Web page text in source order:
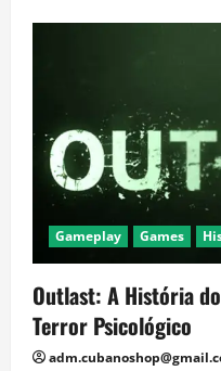
Gameplay Games
Outlast: A História
Terror Psicológico